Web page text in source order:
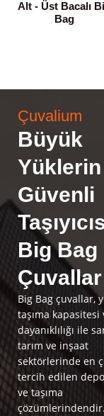
Alt - Üst Bacalı
Bag
Çuvalium
Büyük
Yüklerin
Güvenli
Big Bag
Çuvallar
Big Bag çuvallar,
taşıma kapasitesi
dayanıklılığı ile
tarım ve inşaat
sektörlerinde en
tercih edilen
ve taşıma
çözümlerindendir.